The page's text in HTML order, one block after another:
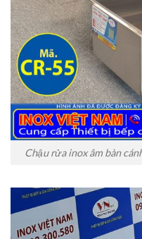
Chậu rửa inox âm bàn